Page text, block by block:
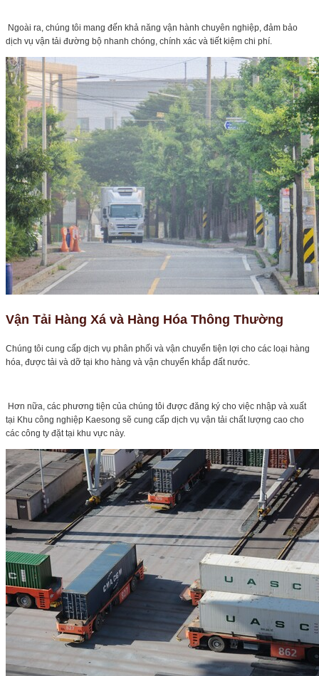
Ngoài ra, chúng tôi mang đến khả năng vận hành chuyên nghiệp, đảm bảo
dịch vụ vận tải đường bộ nhanh chóng, chính xác và tiết kiệm chi phí.
Vận Tải Hàng Xá và Hàng Hóa Thông Thường
Chúng tôi cung cấp dịch vụ phân phối và vận chuyển tiện lợi cho các loại hàng
hóa, được tải và dỡ tại kho hàng và vận chuyển khắp đất nước.
Hơn nữa, các phương tiện của chúng tôi được đăng ký cho việc nhập và xuất
tại Khu công nghiệp Kaesong sẽ cung cấp dịch vụ vận tải chất lượng cao cho
các công ty đặt tại khu vực này.